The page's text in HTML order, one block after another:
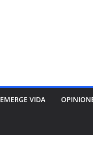
EMERGE VIDA